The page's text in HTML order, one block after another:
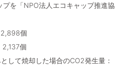
を「NPO法人エコキャップ推進協
個
個
して焼却した場合のCO2発生量：